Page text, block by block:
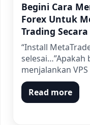
Begini Cara
Forex Untuk
Trading
“Install
selesai…”Apakah
menjalankan
Read more